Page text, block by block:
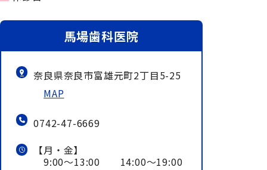
馬場歯科医院
奈良県奈良市富雄元町2丁目5-25
MAP
0742-47-6669
【月・金】
9:00～13:00 14:00～19:00